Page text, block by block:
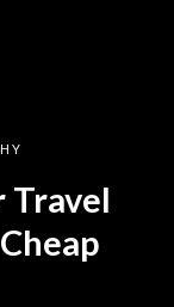
Travel